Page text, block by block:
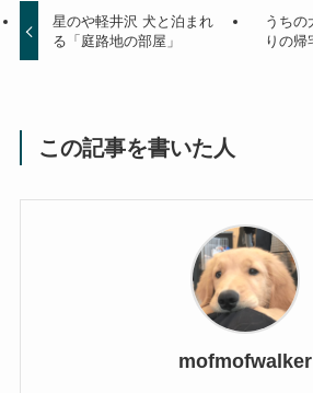
星のや軽井沢 犬と泊まれ
る「庭路地の部屋」
うちの
りの帰
この記事を書いた人
mofmofwalker